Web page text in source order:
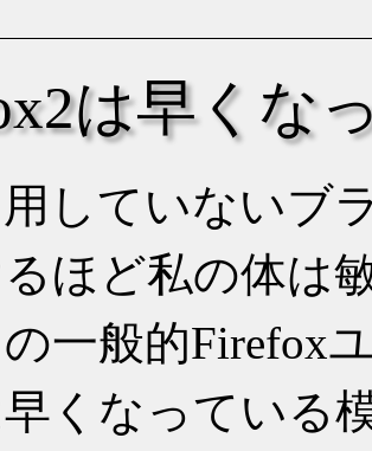
は早くな
していないブ
ほど私の体は
の一般的Firefox
くなっている